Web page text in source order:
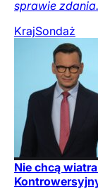
sprawie zdania.
KrajSondaż
Nie chcą